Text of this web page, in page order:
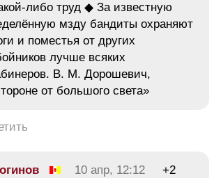
либо труд ◆ За известную
мзду бандиты охраняют
и поместья от других
лучше всяких
В. М. Дорошевич,
от большого света»
10 апр, 12:12
+2